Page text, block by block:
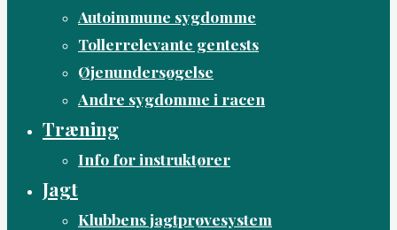
Autoimmune sygdomme
Tollerrelevante gentests
Øjenundersøgelse
Andre sygdomme i racen
Træning
Info for instruktører
Jagt
Klubbens jagtprøvesystem